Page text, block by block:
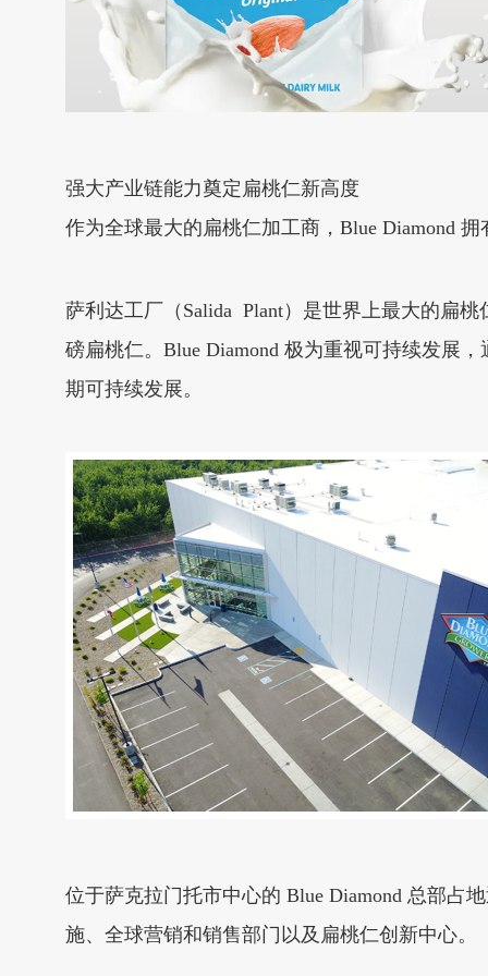
强大产业链能力奠定扁桃仁新高度
作为全球最大的扁桃仁加工商，Blue Diamond
萨利达工厂（Salida Plant）是世界上最大的扁
磅扁桃仁。Blue Diamond 极为重视可持续发展
期可持续发展。
位于萨克拉门托市中心的 Blue Diamond 总部占
施、全球营销和销售部门以及扁桃仁创新中心。